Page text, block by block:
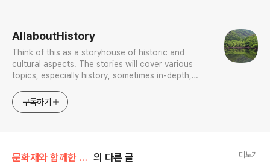
AllaboutHistory
Think of this as a storyhouse of historic and
cultural aspects. The stories will cover various
topics, especially history, sometimes in-depth,
approach will be to resist any common sense or
generalized viewpoint
구독하기
문화재와 함께한 나날들 의 다른 글 더보기